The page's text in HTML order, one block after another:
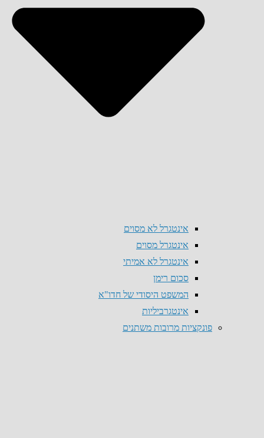
אינטגרל לא מסוים
אינטגרל מסוים
אינטגרל לא אמיתי
סכום רימן
המשפט היסודי של חדו"א
אינטגרביליות
פונקציות מרובות משתנים